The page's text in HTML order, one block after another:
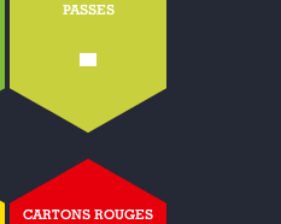
PASSES
-
CARTONS ROUGES